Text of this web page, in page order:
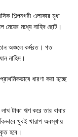
শিল্পনগরী এলাকার মৃধা
মেয়ের মধ্যে নাহিদ ছোট।
অঞ্চলে কর্মরত। গত
নাহিদ।
ধারণা করা হচ্ছে
টাকা ঋণ করে তার বাবার
খুবই খারাপ অবস্থায়
হবে।